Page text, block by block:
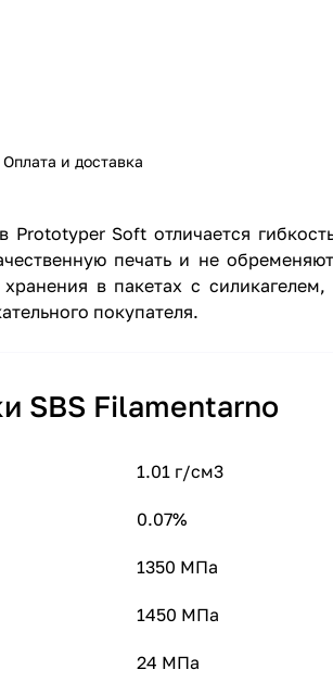
Оплата и доставка
Soft отличается
печать и не
в пакетах с
покупателя.
SBS Filamentarno
1.01 г/см3
0.07%
1350 МПа
1450 МПа
24 МПа